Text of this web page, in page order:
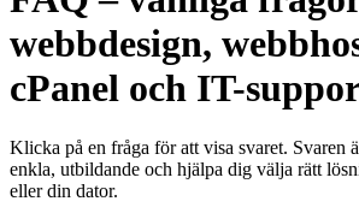
webbdesign,
cPanel och IT-
Klicka på en fråga för att visa svaret. Svaren
enkla, utbildande och hjälpa dig välja rätt
eller din dator.